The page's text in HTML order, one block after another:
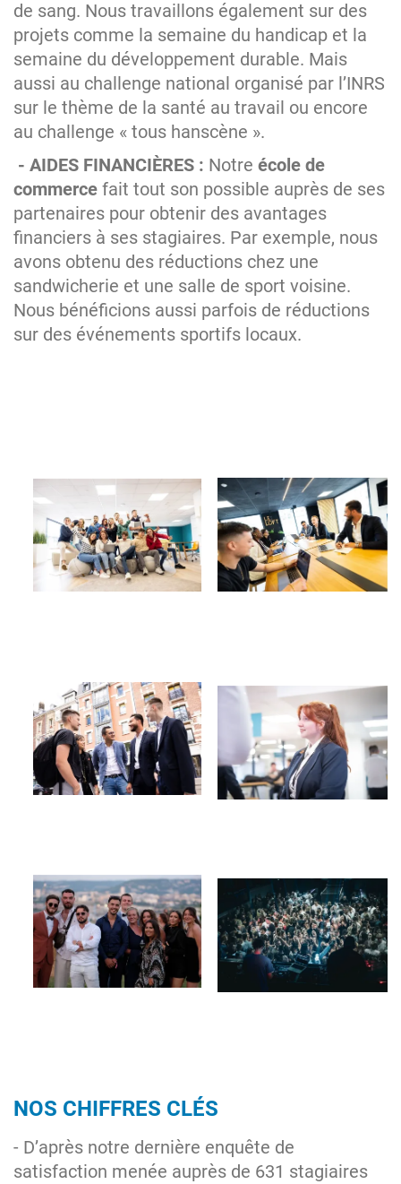
de sang. Nous travaillons également sur des
projets comme la semaine du handicap et la
semaine du développement durable. Mais
aussi au challenge national organisé par l’INRS
sur le thème de la santé au travail ou encore
au challenge « tous hanscène ».
- AIDES FINANCIÈRES : Notre école de
commerce fait tout son possible auprès de ses
partenaires pour obtenir des avantages
financiers à ses stagiaires. Par exemple, nous
avons obtenu des réductions chez une
sandwicherie et une salle de sport voisine.
Nous bénéficions aussi parfois de réductions
sur des événements sportifs locaux.
Image
Image Image
Image Image
NOS CHIFFRES CLÉS
- D’après notre dernière enquête de
satisfaction menée auprès de 631 stagiaires